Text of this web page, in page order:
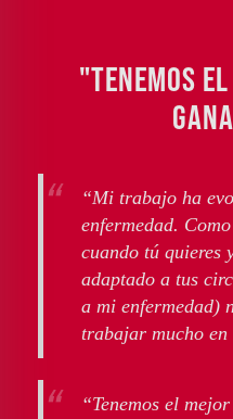
"TENEMOS
“Mi trabajo ha
enfermedad.
cuando tú quieres
adaptado a tus
a mi enfermedad)
trabajar mucho en
“Tenemos el